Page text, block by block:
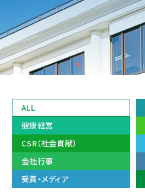
ALL
健康経営
CSR（社会貢献）
会社行事
受賞・メディア